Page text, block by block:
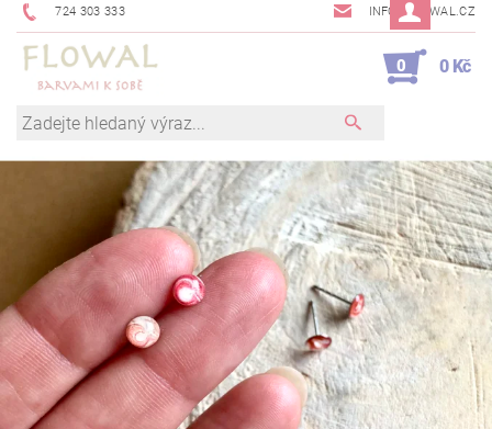
724 303 333 INFO@FLOWAL.CZ
0 0 Kč